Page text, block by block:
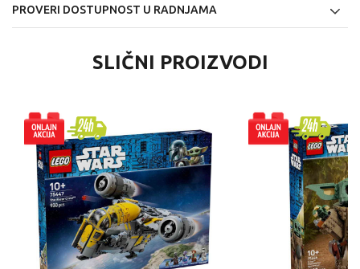
PROVERI DOSTUPNOST U RADNJAMA
SLIČNI PROIZVODI